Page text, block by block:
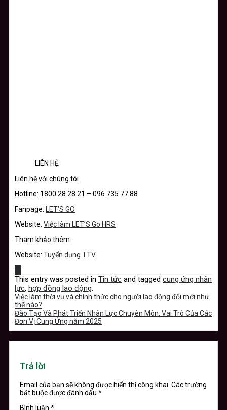
LIÊN HỆ
Liên hệ với chúng tôi
Hotline: 1800 28 28 21 – 096 735 77 88
Fanpage: LET’S GO
Website: Việc làm LET’S Go HRS
Tham khảo thêm:
Website: Tuyển dụng TTV
This entry was posted in Tin tức and tagged cung ứng nhân
lực, hợp đồng lao động.
Việc làm thời vụ và chính thức cho người lao động đổi mới như
thế nào?
Đào Tạo Và Phát Triển Nhân Lực Chuyên Môn: Vai Trò Của Các
Đơn Vị Cung Ứng năm 2025
Trả lời
Email của bạn sẽ không được hiển thị công khai. Các trường
bắt buộc được đánh dấu *
Bình luận *